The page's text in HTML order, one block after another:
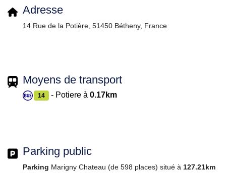
Adresse
14 Rue de la Potière, 51450 Bétheny, France
Moyens de transport
14 - Potiere à 0.17km
Parking public
Parking Marigny Chateau (de 598 places) situé à 127.21km